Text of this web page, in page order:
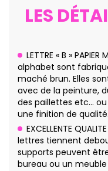
LES
LETTRE « B »
alphabet sont
maché brun. Elles
avec de la peinture,
des paillettes etc…
une finition de qualité.
EXCELLENTE
lettres tiennent
supports peuvent
bureau ou un